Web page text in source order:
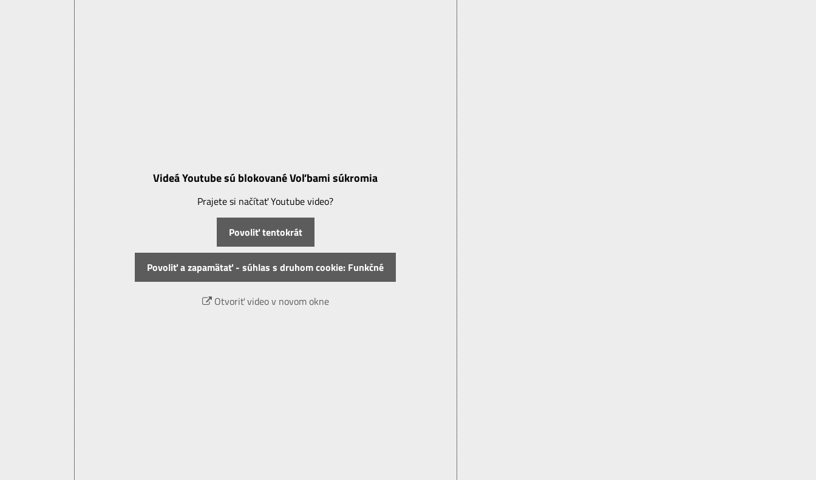
Videá Youtube sú blokované Voľbami súkromia
Prajete si načítať Youtube video?
Povoliť tentokrát
Povoliť a zapamätať - súhlas s druhom cookie: Funkčné
Otvoriť video v novom okne